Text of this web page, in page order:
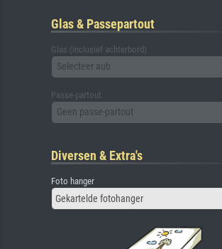
Glas & Passepartout
Glas (inclusief achterbord)
Selecteer aub
Passe-partout
Geen passe-partout
Diversen & Extra's
Foto hanger
Gekartelde fotohanger